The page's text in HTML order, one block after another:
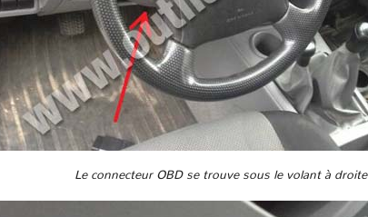
Le connecteur OBD se trouve sous le volant à droite